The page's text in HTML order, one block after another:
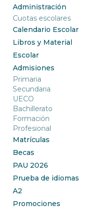
Administración
Cuotas escolares
Calendario Escolar
Libros y Material
Escolar
Admisiones
Primaria
Secundaria
UECO
Bachillerato
Formación
Profesional
Matrículas
Becas
PAU 2026
Prueba de idiomas
A2
Promociones